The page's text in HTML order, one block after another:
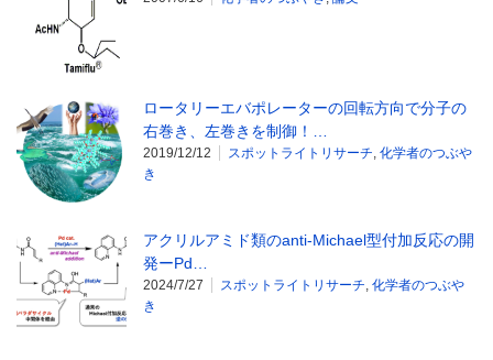
ロータリーエバポレーターの回転方向で分子の
右巻き、左巻きを制御！…
2019/12/12 スポットライトリサーチ 化学者のつぶや
き
アクリルアミド類のanti-Michael型付加反応の開
発ーPd…
2024/7/27 スポットライトリサーチ 化学者のつぶや
き